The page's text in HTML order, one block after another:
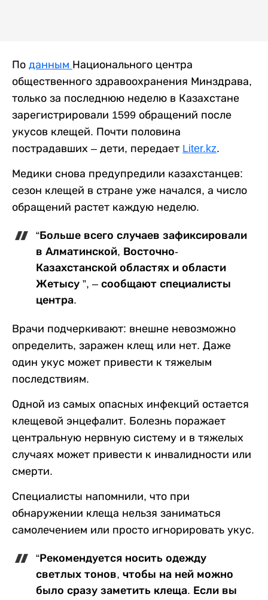
По данным Национального центра
общественного здравоохранения Минздрава,
только за последнюю неделю в Казахстане
зарегистрировали 1599 обращений после
укусов клещей. Почти половина
пострадавших – дети, передает Liter.kz.
Медики снова предупредили казахстанцев:
сезон клещей в стране уже начался, а число
обращений растет каждую неделю.
“Больше всего случаев зафиксировали
в Алматинской, Восточно-
Казахстанской областях и области
Жетысу ”, – сообщают специалисты
центра.
Врачи подчеркивают: внешне невозможно
определить, заражен клещ или нет. Даже
один укус может привести к тяжелым
последствиям.
Одной из самых опасных инфекций остается
клещевой энцефалит. Болезнь поражает
центральную нервную систему и в тяжелых
случаях может привести к инвалидности или
смерти.
Специалисты напомнили, что при
обнаружении клеща нельзя заниматься
самолечением или просто игнорировать укус.
“Рекомендуется носить одежду
светлых тонов, чтобы на ней можно
было сразу заметить клеща. Если вы